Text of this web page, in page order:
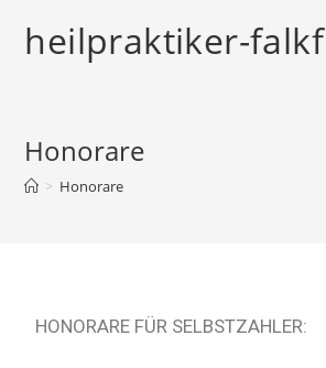
heilpraktiker-
Honorare
> Honorare
HONORARE FÜR SELBSTZAHLER: